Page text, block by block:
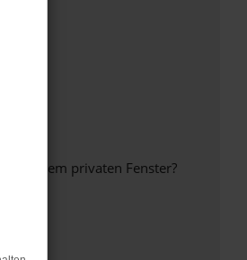
in einem privaten Fenster?